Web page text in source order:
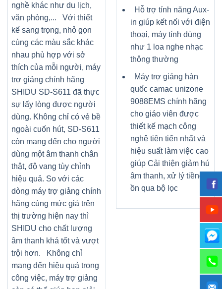
nghề khác như du lịch,
văn phòng,... Với thiết
kế sang trọng, nhỏ gọn
cùng các màu sắc khác
nhau phù hợp với sở
thích của mỗi người, máy
trợ giảng chính hãng
SHIDU SD-S611 đã thực
sự lấy lòng được người
dùng. Không chỉ có vẻ bề
ngoài cuốn hút, SD-S611
còn mang đến cho người
dùng một âm thanh chân
thật, độ vang tùy chỉnh
hiệu quả. So với các
dòng máy trợ giảng chính
hãng cùng mức giá trên
thị trường hiện nay thì
SHIDU cho chất lượng
âm thanh khá tốt và vượt
trội hơn. Không chỉ
mang đến hiệu quả trong
công việc, máy trợ giảng
Hỗ trợ tính năng Aux-
in giúp kết nối với điện
thoại, máy tính dùng
như 1 loa nghe nhạc
thông thường
Máy trợ giảng hàn
quốc camac unizone
9088EMS chính hãng
cho giáo viên được
thiết kế mạch công
nghệ tiên tiến nhất và
hiệu suất làm việc cao
giúp Cải thiện giảm hú
âm thanh, xử lý tiềng
ồn qua bộ lọc